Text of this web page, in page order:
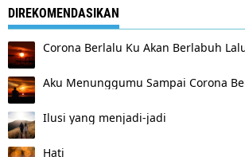
DIREKOMENDASIKAN
Corona Berlalu Ku Akan Berlabuh
Aku Menunggumu Sampai Corona
Ilusi yang menjadi-jadi
Hati